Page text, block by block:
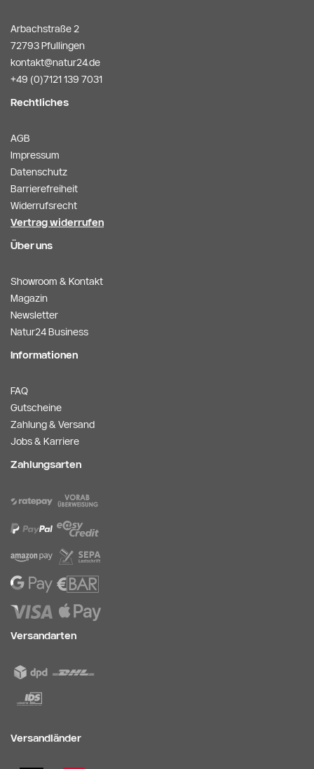
Arbachstraße 2
72793 Pfullingen
kontakt@natur24.de
+49 (0)7121 139 7031
Rechtliches
AGB
Impressum
Datenschutz
Barrierefreiheit
Widerrufsrecht
Vertrag widerrufen
Über uns
Showroom & Kontakt
Magazin
Newsletter
Natur24 Business
Informationen
FAQ
Gutscheine
Zahlung & Versand
Jobs & Karriere
Zahlungsarten
Versandarten
Versandländer